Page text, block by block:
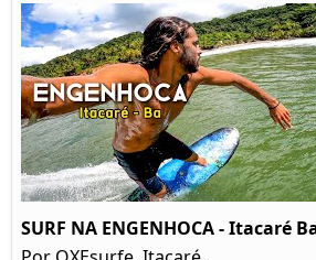
SURF NA ENGENHOCA - Itacaré